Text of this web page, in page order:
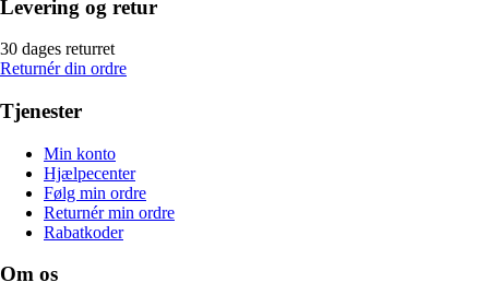
Levering og retur
30 dages returret
Returnér din ordre
Tjenester
Min konto
Hjælpecenter
Følg min ordre
Returnér min ordre
Rabatkoder
Om os